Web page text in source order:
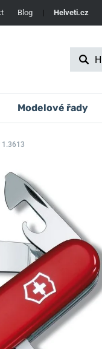
Blog | Helveti.cz
Modelové řady
1.3613